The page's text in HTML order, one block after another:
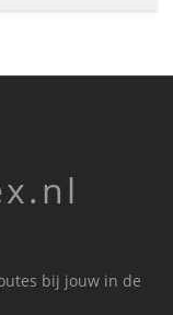
bij jouw in de